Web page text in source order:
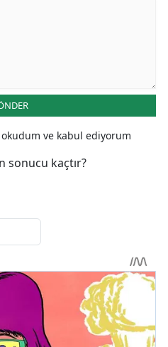
okudum ve kabul ediyorum
sonucu kaçtır?